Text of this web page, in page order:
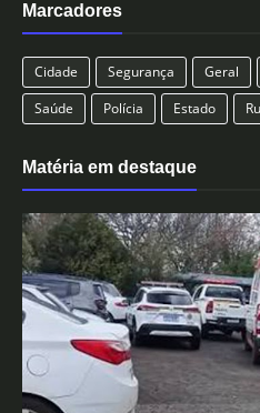
Marcadores
Cidade Segurança Geral
Saúde
Polícia Estado
Matéria em destaque